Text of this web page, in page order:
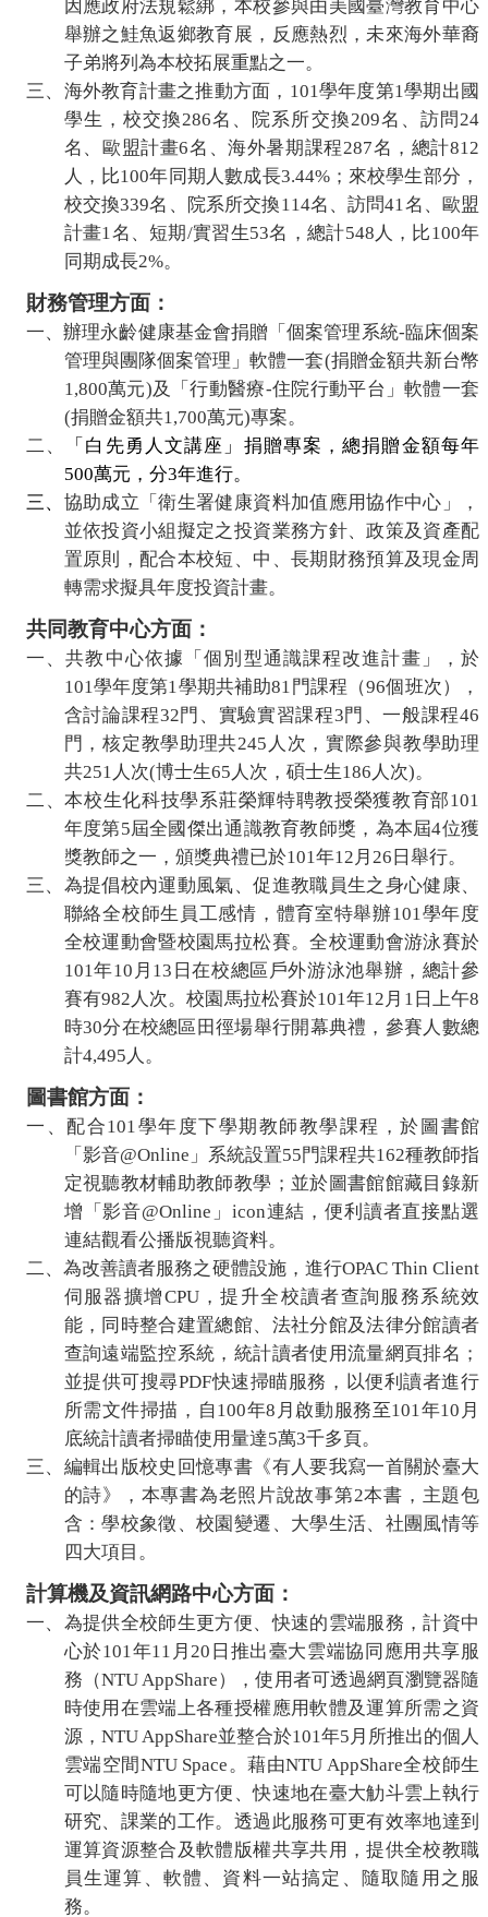
因應政府法規鬆綁，本校參與由美國臺灣教育中心
舉辦之鮭魚返鄉教育展，反應熱烈，未來海外華裔
子弟將列為本校拓展重點之一。
三、海外教育計畫之推動方面， 101學年度第1學期出國
學生，校交換286名、院系所交換209名、訪問24
名、歐盟計畫6名、海外暑期課程287名，總計812
人，比100年同期人數成長3.44%；來校學生部分，
校交換339名、院系所交換114名、訪問41名、歐盟
計畫1名、短期/實習生53名，總計548 人，比100年
同期成長2%。
財務管理方面：
一、辦理永齡健康基金會捐贈「個案管理系統-臨床個案
管理與團隊個案管理」軟體一套(捐贈金額共新台幣
1,800萬元)及「行動醫療-住院行動平台」軟體一套
(捐贈金額共1,700萬元)專案。
二、
「白先勇人文講座」捐贈專案，總捐贈金額每年
500萬元，分3年進行。
三、 協助成立「衛生署健康資料加值應用協作中心」，
並依投資小組擬定之投資業務方針、政策及資產配
置原則，配合本校短、中、長期財務預算及現金周
轉需求擬具年度投資計畫。
共同教育中心方面：
一、共教中心依據「個別型通識課程改進計畫」，於
101學年度第1學期共補助81 門課程（96個班次），
含討論課程32門、實驗實習課程3門、一般課程46
門，核定教學助理共245 人次，實際參與教學助理
共251 人次(博士生65 人次，碩士生186 人次)。
二、本校生化科技學系莊榮輝特聘教授榮獲教育部101
年度第5屆全國傑出通識教育教師獎，為本屆4位獲
獎教師之一，頒獎典禮已於101年12 月 26 日舉行。
三、為提倡校內運動風氣、促進教職員生之身心健康、
聯絡全校師生員工感情， 體育室特舉辦101學年度
全校運動會暨校園馬拉松賽。全校運動會游泳賽於
101年10 月 13 日在校總區戶外游泳池舉辦，總計參
賽有982 人次。校園馬拉松賽於101年12 月 1 日上午8
時30分在校總區田徑場舉行開幕典禮，參賽人數總
計4,495 人。
圖書館方面：
一、 配合101學年度下學期教師教學課程，於圖書館
「影音@Online 」系統設置55門課程共162種教師指
定視聽教材輔助教師教學；並於圖書館館藏目錄新
增「影音@Online 」 icon連結，便利讀者直接點選
連結觀看公播版視聽資料。
二、為改善讀者服務之硬體設施，進行OPAC Thin Client
伺服器擴增CPU，提升全校讀者查詢服務系統效
能，同時整合建置總館、 法社分館及法律分館讀者
查詢遠端監控系統，統計讀者使用流量網頁排名；
並提供可搜尋PDF快速掃瞄服務，以便利讀者進行
所需文件掃描，自100年8 月啟動服務至101年10 月
底統計讀者掃瞄使用量達5萬3千多頁。
三、編輯出版校史回憶專書《有人要我寫一首關於臺大
的詩》，本專書為老照片說故事第2本書，主題包
含：學校象徵、校園變遷、大學生活、社團風情等
四大項目。
計算機及資訊網路中心方面：
一、 為提供全校師生更方便、快速的雲端服務，計資中
心於101年11 月20 日推出臺大雲端協同應用共享服
務（NTUAppShare），使用者可透過網頁瀏覽器隨
時使用在雲端上各種授權應用軟體及運算所需之資
源， NTUAppShare並整合於101年5 月所推出的個人
雲端空間NTU Space。藉由NTU AppShare全校師生
可以隨時隨地更方便、快速地在臺大觔斗雲上執行
研究、課業的工作。透過此服務可更有效率地達到
運算資源整合及軟體版權共享共用，提供全校教職
員生運算、軟體、資料一站搞定 、隨取隨用 之服
務。